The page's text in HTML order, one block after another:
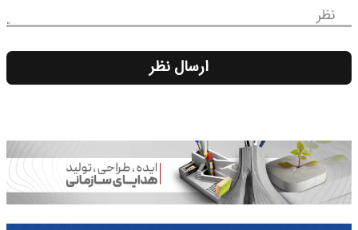
نظر
ارسال نظر